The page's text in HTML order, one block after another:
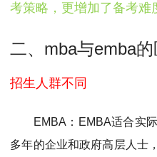
考策略，更增加了备考难
二、mba与emba
招生人群不同
EMBA：EMBA适合实际
多年的企业和政府高层人士